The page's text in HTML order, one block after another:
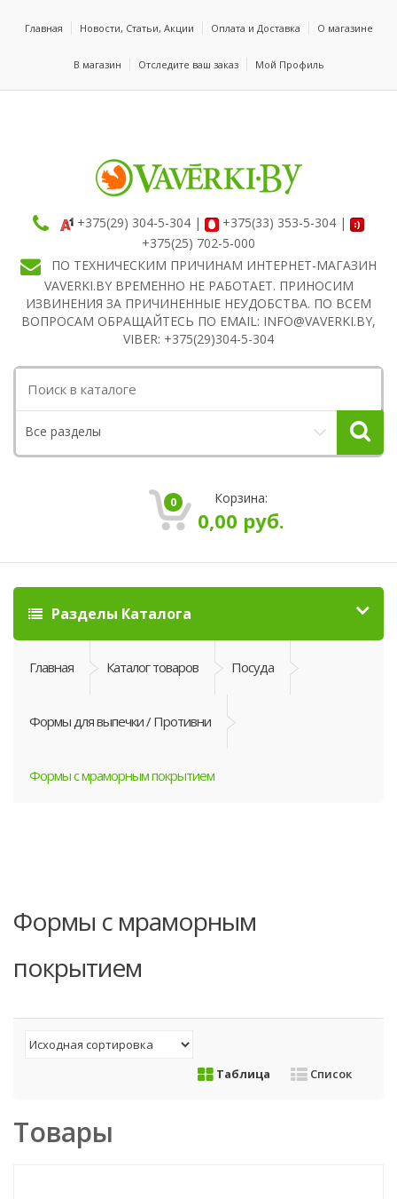
Главная Новости, Статьи, Акции Оплата и Доставка О магазине
В магазин Отследите ваш заказ Мой Профиль
+375(29) 304-5-304 |
+375(33) 353-5-304 |
+375(25) 702-5-000
ПО ТЕХНИЧЕСКИМ ПРИЧИНАМ ИНТЕРНЕТ-МАГАЗИН
VAVERKI.BY ВРЕМЕННО НЕ РАБОТАЕТ. ПРИНОСИМ
ИЗВИНЕНИЯ ЗА ПРИЧИНЕННЫЕ НЕУДОБСТВА. ПО ВСЕМ
ВОПРОСАМ ОБРАЩАЙТЕСЬ ПО EMAIL: INFO@VAVERKI.BY,
VIBER: +375(29)304-5-304
Все разделы
0 Корзина:
0,00 руб.
Разделы Каталога
Главная Каталог товаров Посуда
Формы для выпечки / Противни
Формы с мраморным покрытием
Формы с мраморным
покрытием
Таблица Список
Товары